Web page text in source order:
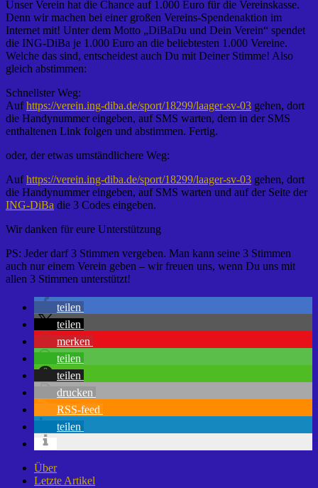
Unser Verein hat die Chance auf 1.000 Euro für die Vereinskasse.
Denn wir machen bei einer großen Vereins-Spendenaktion im
Internet mit! Unter dem Motto „DiBaDu und Dein Verein“ spendet
die ING-DiBa je 1.000 Euro an die beliebtesten 1.000 Vereine.
Welche das sind, entscheidest auch Du mit Deiner Stimme! Also
gleich abstimmen:
Schnellster Weg:
Aufhttps://verein.ing-diba.de/sport/18299/laager-sv-03 gehen, dort
die Handynummer eingeben, auf SMS warten, dem in der SMS
enthaltenen Link folgen und abstimmen. Fertig.
oder, der etwas umständlichere Weg:
Aufhttps://verein.ing-diba.de/sport/18299/laager-sv-03 gehen, dort
die Handynummer eingeben, auf SMS warten und auf der Seite der
ING-DiBa die 3 Codes eingeben.
Wir danken für eure Unterstützung
PS: Jeder darf 3 Stimmen vergeben. Man kann seine 3 Stimmen
auch nur einem Verein geben – wir freuen uns, wenn Du uns mit
allen 3 Stimmen unterstützt!
teilen
teilen
merken
teilen
teilen
drucken
RSS-feed
teilen
Über
Letzte Artikel